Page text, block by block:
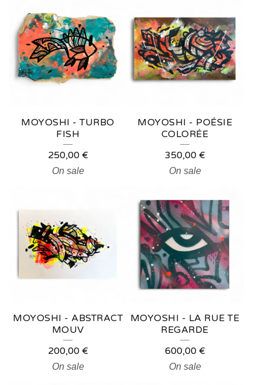
MOYOSHI - TURBO
FISH
250,00 €
On sale
MOYOSHI - POÉSIE
COLORÉE
350,00 €
On sale
MOYOSHI - ABSTRACT
MOUV
200,00 €
On sale
MOYOSHI - LA RUE TE
REGARDE
600,00 €
On sale